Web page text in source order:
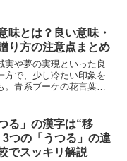
味とは？良い意味・
り方の注意点まとめ
実や夢の実現といった良
方で、少し冷たい印象を
。青系ブーケの花言葉や
る」の漢字は“移
3つの「うつる」の違
でスッキリ解説